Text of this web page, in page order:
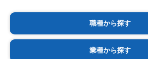
職種から探す
業種から探す